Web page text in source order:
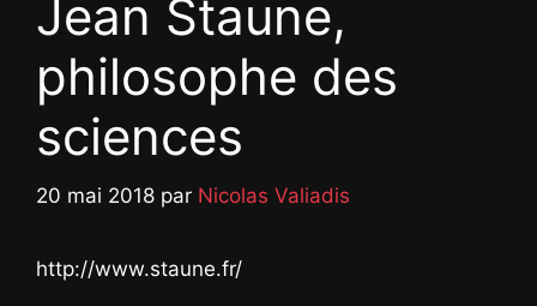
Jean Staune,
philosophe des
sciences
20 mai 2018 par Nicolas Valiadis
http://www.staune.fr/